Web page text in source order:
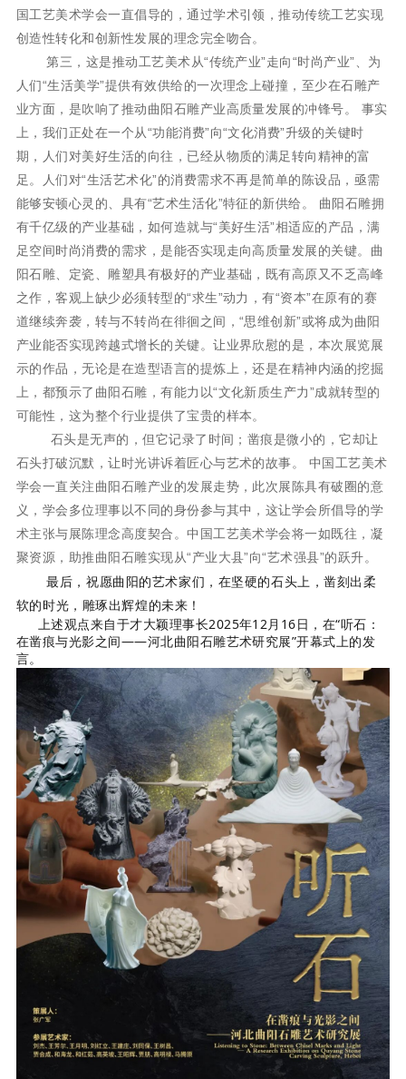
国工艺美术学会一直倡导的，通过学术引领，推动传统工艺实现
创造性转化和创新性发展的理念完全吻合。
第三，这是推动工艺美术从“传统产业”走向“时尚产业”、为
人们“生活美学”提供有效供给的一次理念上碰撞，至少在石雕产
业方面，是吹响了推动曲阳石雕产业高质量发展的冲锋号。 事实
上，我们正处在一个从“功能消费”向“文化消费”升级的关键时
期，人们对美好生活的向往，已经从物质的满足转向精神的富
足。人们对“生活艺术化”的消费需求不再是简单的陈设品，亟需
能够安顿心灵的、具有“艺术生活化”特征的新供给。 曲阳石雕拥
有千亿级的产业基础，如何造就与“美好生活”相适应的产品，满
足空间时尚消费的需求，是能否实现走向高质量发展的关键。曲
阳石雕、定瓷、雕塑具有极好的产业基础，既有高原又不乏高峰
之作，客观上缺少必须转型的“求生”动力，有“资本”在原有的赛
道继续奔袭，转与不转尚在徘徊之间，“思维创新”或将成为曲阳
产业能否实现跨越式增长的关键。让业界欣慰的是，本次展览展
示的作品，无论是在造型语言的提炼上，还是在精神内涵的挖掘
上，都预示了曲阳石雕，有能力以“文化新质生产力”成就转型的
可能性，这为整个行业提供了宝贵的样本。
石头是无声的，但它记录了时间；凿痕是微小的，它却让
石头打破沉默，让时光讲诉着匠心与艺术的故事。 中国工艺美术
学会一直关注曲阳石雕产业的发展走势，此次展陈具有破圈的意
义，学会多位理事以不同的身份参与其中，这让学会所倡导的学
术主张与展陈理念高度契合。中国工艺美术学会将一如既往，凝
聚资源，助推曲阳石雕实现从“产业大县”向“艺术强县”的跃升。
最后，祝愿曲阳的艺术家们，在坚硬的石头上，凿刻出柔
软的时光，雕琢出辉煌的未来！
上述观点来自于才大颖理事长2025年12月16日，在“听石：
在凿痕与光影之间——河北曲阳石雕艺术研究展”开幕式上的发
言。